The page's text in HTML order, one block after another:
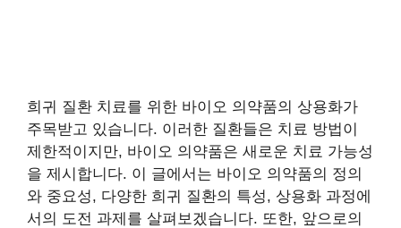
희귀 질환 치료를 위한 바이오 의약품의 상용화가
주목받고 있습니다. 이러한 질환들은 치료 방법이
제한적이지만, 바이오 의약품은 새로운 치료 가능성
을 제시합니다. 이 글에서는 바이오 의약품의 정의
와 중요성, 다양한 희귀 질환의 특성, 상용화 과정에
서의 도전 과제를 살펴보겠습니다. 또한, 앞으로의